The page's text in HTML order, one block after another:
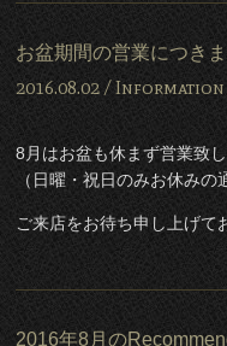
お盆期間の営業につき
2016.08.02 /Information
8月はお盆も休まず営業致し
（日曜・祝日のみお休みの
ご来店をお待ち申し上げて
2016年8月の